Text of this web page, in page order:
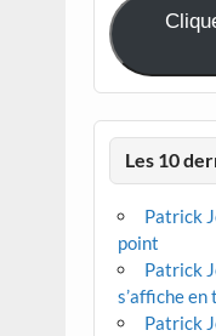
Les 10
Patrick
point
Patrick
s’affiche
Patrick